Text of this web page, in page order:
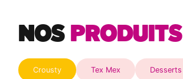
NOS PRODUITS
Crousty Tex Mex Desserts